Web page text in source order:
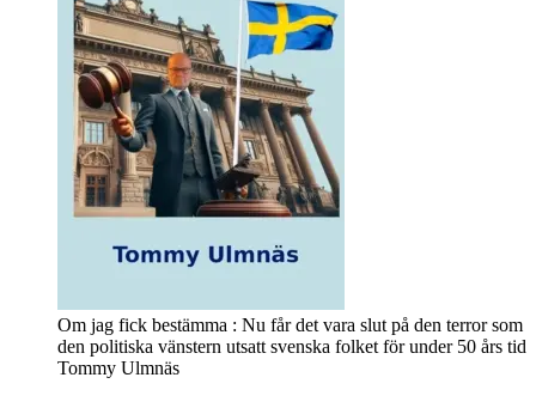
Om jag fick bestämma : Nu får det vara slut på den terror som
den politiska vänstern utsatt svenska folket för under 50 års tid
Tommy Ulmnäs